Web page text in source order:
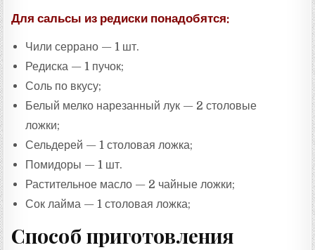
Для сальсы из редиски понадобятся:
Чили серрано — 1 шт.
Редиска — 1 пучок;
Соль по вкусу;
Белый мелко нарезанный лук — 2 столовые
ложки;
Сельдерей — 1 столовая ложка;
Помидоры — 1 шт.
Растительное масло — 2 чайные ложки;
Сок лайма — 1 столовая ложка;
Способ приготовления